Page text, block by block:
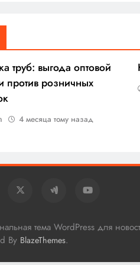
труб: выгода оптовой
против розничных
4 месяца тому назад
тема WordPress для
By BlazeThemes.